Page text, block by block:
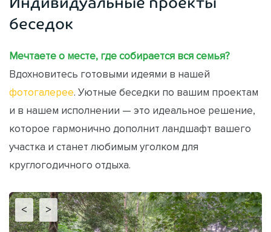
беседок
Мечтаете о месте, где собирается вся семья?
Вдохновитесь готовыми идеями в нашей
фотогалерее. Уютные беседки по вашим проектам
и в нашем исполнении — это идеальное решение,
которое гармонично дополнит ландшафт вашего
участка и станет любимым уголком для
круглогодичного отдыха.
< >